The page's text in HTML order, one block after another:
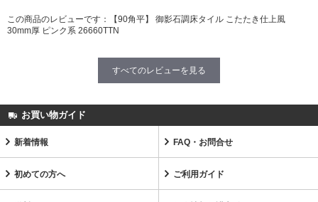
この商品のレビューです：
【90角平】 御影石調床タイル こたたき仕上風
30mm厚 ピンク系 26660TTN
すべてのレビューを見る
お買い物ガイド
新着情報 FAQ・お問合せ
初めての方へ ご利用ガイド